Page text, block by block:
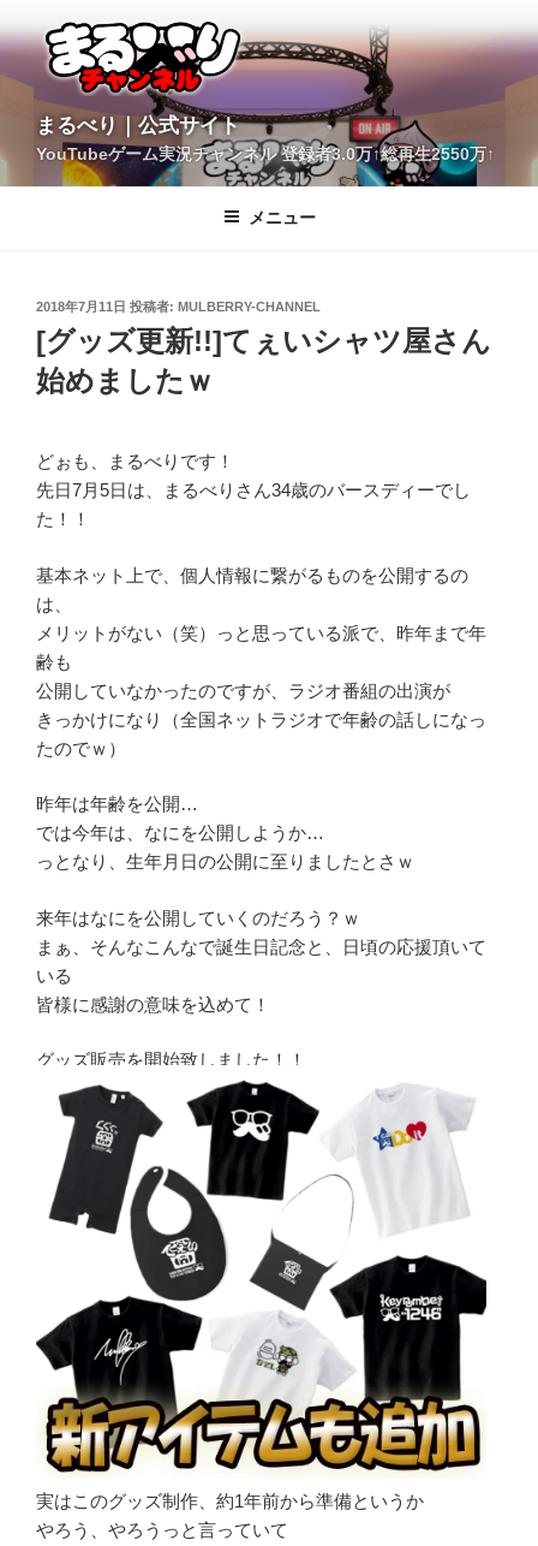
ン
テ
へ
ス
まるべり｜公式サイト
YouTubeゲーム実況チャンネル 登録者3.0万↑総再生2550万↑
メニュー
投
日:
2018年7月11日 投稿者: MULBERRY-CHANNEL
[グッズ更新!!]てぇいシャツ屋さん
始めましたｗ
どぉも、まるべりです！
先日7月5日は、まるべりさん34歳のバースディーでし
た！！
基本ネット上で、個人情報に繋がるものを公開するの
は、
メリットがない（笑）っと思っている派で、昨年まで年
齢も
公開していなかったのですが、ラジオ番組の出演が
きっかけになり（全国ネットラジオで年齢の話しになっ
たのでｗ）
昨年は年齢を公開…
では今年は、なにを公開しようか…
っとなり、生年月日の公開に至りましたとさｗ
来年はなにを公開していくのだろう？ｗ
まぁ、そんなこんなで誕生日記念と、日頃の応援頂いて
いる
皆様に感謝の意味を込めて！
グッズ販売を開始致しました！！
実はこのグッズ制作、約1年前から準備というか
やろう、やろうっと言っていて